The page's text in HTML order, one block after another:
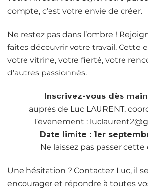
compte, c’est votre envie de créer.
Ne restez pas dans l’ombre !
faites découvrir votre travail. Cette
votre vitrine, votre fierté, votre
d’autres passionnés.
Inscrivez-vous dès
auprès de Luc LAURENT,
l’événement :
Date limite : 1er
Ne laissez pas passer cette
Une hésitation ? Contactez Luc, il
encourager et répondre à toutes